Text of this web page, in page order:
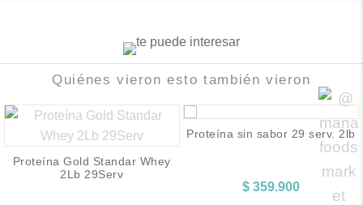
Quiénes vieron esto también vieron
Proteína Gold Standar Whey
2Lb 29Serv
Proteína sin sabor 29 serv. 2lb
$359.900